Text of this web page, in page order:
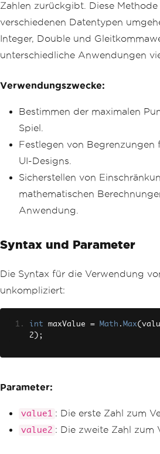
Zahlen zurückgibt. Diese
verschiedenen Datentypen
Integer, Double und
unterschiedliche Anwendungen
Verwendungszwecke:
Bestimmen der maximalen
Spiel.
Festlegen von Begrenzungen
UI-Designs.
Sicherstellen von
mathematischen
Anwendung.
Syntax und Parameter
Die Syntax für die Verwendung
unkompliziert:
int maxValue = Math . Max(
2 );
Parameter:
value1 : Die erste Zahl zum
value2 : Die zweite Zahl zum